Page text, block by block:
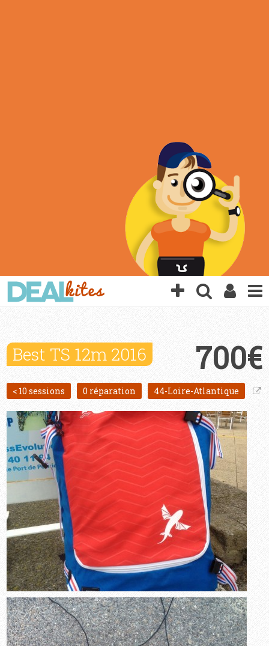
Best TS 12m 2016 700€
< 10 sessions 0 réparation 44-Loire-Atlantique